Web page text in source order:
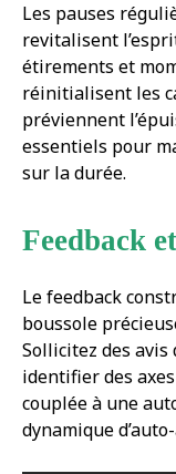
Les pauses
revitalisent
étirements et
réinitialisent les
préviennent
essentiels pour
sur la durée.
Feedback
Le feedback
boussole
Sollicitez des
identifier des
couplée à une
dynamique